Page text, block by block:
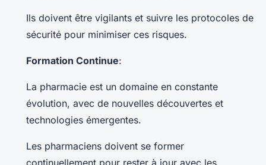
Ils doivent être vigilants et suivre les protocoles de
sécurité pour minimiser ces risques.
Formation Continue:
La pharmacie est un domaine en constante
évolution, avec de nouvelles découvertes et
technologies émergentes.
Les pharmaciens doivent se former